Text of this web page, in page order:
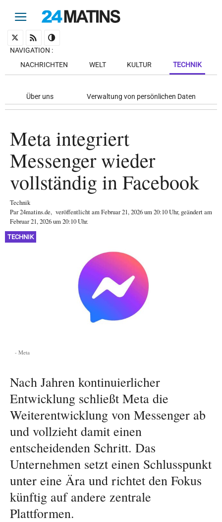
NAVIGATION :
NACHRICHTEN
WELT KULTUR TECHNIK
Über uns Verwaltung von persönlichen Daten
Meta integriert
Messenger wieder
vollständig in Facebook
Technik
Par24matins.de, veröffentlicht amFebruar 21, 2026um 20:10 Uhr, geändert am
Februar 21, 2026 um 20:10 Uhr.
TECHNIK
Meta
Nach Jahren kontinuierlicher
Entwicklung schließt Meta die
Weiterentwicklung von Messenger ab
und vollzieht damit einen
entscheidenden Schritt. Das
Unternehmen setzt einen Schlusspunkt
unter eine Ära und richtet den Fokus
künftig auf andere zentrale
Plattformen.